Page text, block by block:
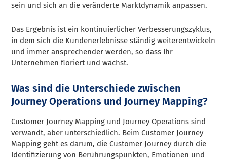
sein und sich an die veränderte Marktdynamik anpassen.
Das Ergebnis ist ein kontinuierlicher Verbesserungszyklus,
in dem sich die Kundenerlebnisse ständig weiterentwickeln
und immer ansprechender werden, so dass Ihr
Unternehmen floriert und wächst.
Was sind die Unterschiede zwischen
Journey Operations und Journey Mapping?
Customer Journey Mapping und Journey Operations sind
verwandt, aber unterschiedlich. Beim Customer Journey
Mapping geht es darum, die Customer Journey durch die
Identifizierung von Berührungspunkten, Emotionen und